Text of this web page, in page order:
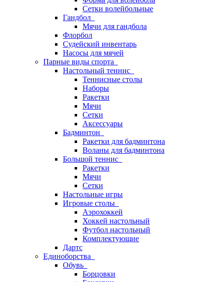
Сетки волейбольные
Гандбол
Мячи для гандбола
Флорбол
Судейский инвентарь
Насосы для мячей
Парные виды спорта
Настольный теннис
Теннисные столы
Наборы
Ракетки
Мячи
Сетки
Аксессуары
Бадминтон
Ракетки для бадминтона
Воланы для бадминтона
Большой теннис
Ракетки
Мячи
Сетки
Настольные игры
Игровые столы
Аэрохоккей
Хоккей настольный
Футбол настольный
Комплектующие
Дартс
Единоборства
Обувь
Борцовки